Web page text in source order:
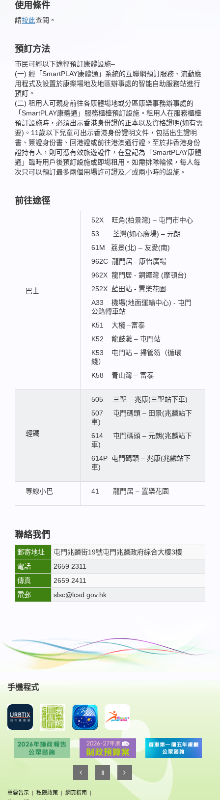
使用條件
請按此查閱。
預訂方法
市民可經以下途徑預訂康體設施–
(一) 經「SmartPLAY康體通」系統的互聯網預訂服務、流動應
用程式及設置於康樂場地及地區辦事處的智能自助服務站進行
預訂。
(二) 租用人可親身前往各康體場地或分區康樂事務辦事處的
「SmartPLAY康體通」服務櫃檯預訂設施。租用人在服務櫃檯
預訂設施時，必須出示香港身份證的正本以及資格證明(如有需
要)。11歲以下兒童可出示香港身份證明文件，包括出生證明
書、簽證身份書、回港證或前往港澳通行證。至於非香港身份
證持有人，則可憑有效旅遊證件，在登記為「SmartPLAY康體
通」臨時用戶後預訂設施或即場租用。如需排隊輪候，每人每
次只可以預訂最多兩個用場許可證及／或兩小時的設施。
前往途徑
巴士
52X 旺角(柏景灣) – 屯門市中心
53 荃灣(如心廣場) – 元朗
61M 荔景(北) – 友愛(南)
962C 龍門居 - 康怡廣場
962X 龍門居 - 銅鑼灣 (摩頓台)
252X 藍田站 - 置樂花園
A33 機場(地面運輸中心) - 屯門
公路轉車站
K51 大欖 –富泰
K52 龍鼓灘 – 屯門站
K53 屯門站 – 掃管笏（循環
綫）
K58 青山灣 – 富泰
輕鐵
505 三聖 – 兆康(三聖站下車)
507 屯門碼頭 – 田景(兆麟站下
車)
614 屯門碼頭 – 元朗(兆麟站下
車)
614P 屯門碼頭 – 兆康(兆麟站下
車)
專線小巴 41 龍門居 – 置樂花園
聯絡我們
郵寄地址
屯門兆麟街19號屯門兆麟政府綜合大樓3樓
電話
2659 2311
傳真
2659 2411
電郵
slsc@lcsd.gov.hk
手機程式
重要告示 | 私隠政策 | 網頁指南 |